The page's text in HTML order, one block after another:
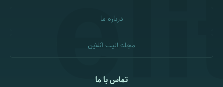
درباره ما
مجله الیت آنلاین
تماس با ما